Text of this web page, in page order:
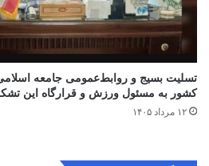
تسلیت بسیج و روابط‌عمومی جامعه
کشور به مسئول ورزش و قرارگاه این
۱۲ مرداد ۱۴۰۵